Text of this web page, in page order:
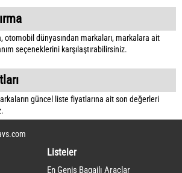
otomobil dünyasından markaları, markalara ait
seçeneklerini karşılaştırabilirsiniz.
güncel liste fiyatlarına ait son değerleri
Listeler
En Geniş Bagajlı Araçlar